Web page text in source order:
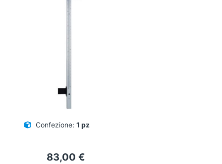
Confezione: 1 pz
83,00 €